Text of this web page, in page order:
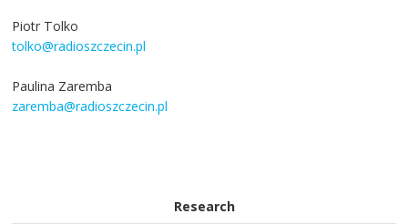
Piotr Tolko
tolko@radioszczecin.pl
Paulina Zaremba
zaremba@radioszczecin.pl
Research